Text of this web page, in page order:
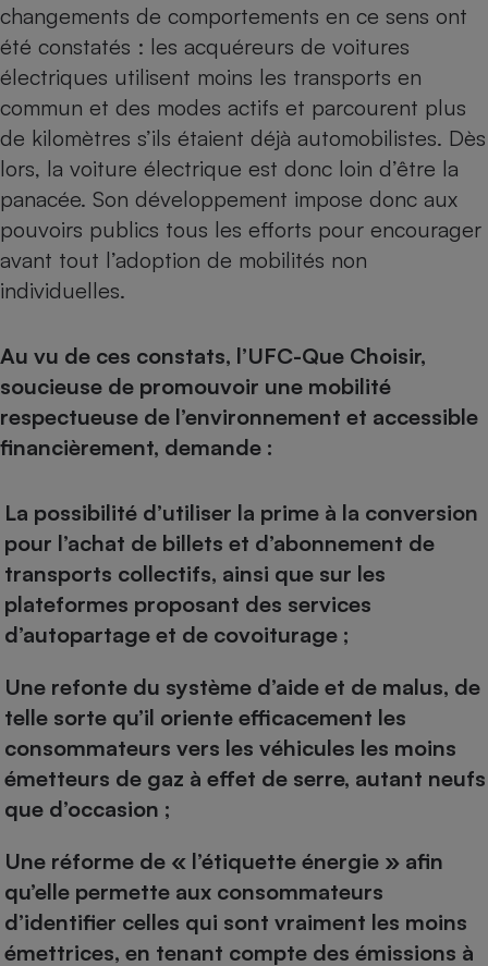
changements de comportements en ce sens ont
été constatés : les acquéreurs de voitures
électriques utilisent moins les transports en
commun et des modes actifs et parcourent plus
de kilomètres s’ils étaient déjà automobilistes. Dès
lors, la voiture électrique est donc loin d’être la
panacée. Son développement impose donc aux
pouvoirs publics tous les efforts pour encourager
avant tout l’adoption de mobilités non
individuelles.
Au vu de ces constats, l’UFC-Que Choisir,
soucieuse de promouvoir une mobilité
respectueuse de l’environnement et accessible
financièrement, demande :
La possibilité d’utiliser la prime à la conversion
pour l’achat de billets et d’abonnement de
transports collectifs, ainsi que sur les
plateformes proposant des services
d’autopartage et de covoiturage ;
Une refonte du système d’aide et de malus, de
telle sorte qu’il oriente efficacement les
consommateurs vers les véhicules les moins
émetteurs de gaz à effet de serre, autant neufs
que d’occasion ;
Une réforme de « l’étiquette énergie » afin
qu’elle permette aux consommateurs
d’identifier celles qui sont vraiment les moins
émettrices, en tenant compte des émissions à